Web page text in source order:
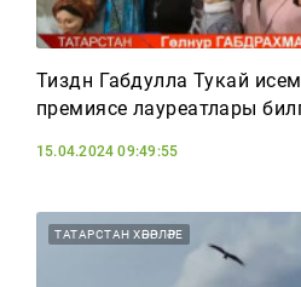
Тиздән Габдулла Тукай
премиясе лауреатлары
15.04.2024 09:49:55
ТАТАРСТАН ХӘБӘРЛӘРЕ